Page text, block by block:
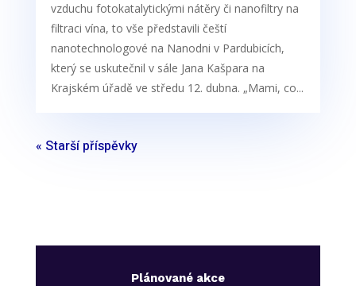
vzduchu fotokatalytickými nátěry či nanofiltry na
filtraci vína, to vše představili čeští
nanotechnologové na Nanodni v Pardubicích,
který se uskutečnil v sále Jana Kašpara na
Krajském úřadě ve středu 12. dubna. „Mami, co...
« Starší příspěvky
Plánované akce